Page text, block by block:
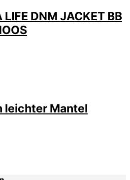
LIFE DNM JACKET BB
leichter Mantel